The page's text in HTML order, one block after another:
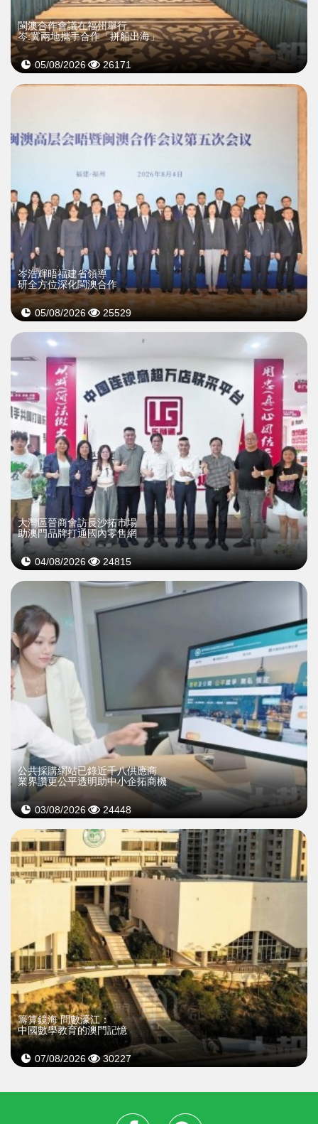
閩澳合作會議在福州舉行
岑:冀兩地攜手合作「拼船出海」
05/08/2026 26171
岑浩輝晤福建省領導
研全方位深化閩澳合作
05/08/2026 25529
大灣區晉商會訪長沙拓市場
助澳門品牌打通國內零售網
04/08/2026 24815
公共採購網站已錄近千八供應商
業界讚更公平透明助中小企拓商機
03/08/2026 24448
籌算鏡海 問數濠江：
中國數學教育的澳門記憶
07/08/2026 30227